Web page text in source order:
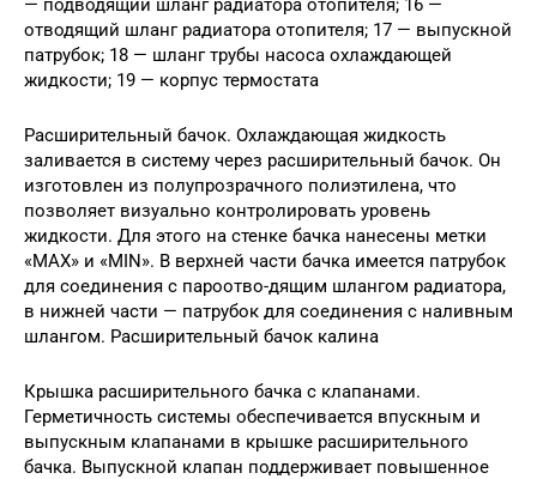
— подводящий шланг радиатора отопителя; 16 —
отводящий шланг радиатора отопителя; 17 — выпускной
патрубок; 18 — шланг трубы насоса охлаждающей
жидкости; 19 — корпус термостата
Расширительный бачок. Охлаждающая жидкость
заливается в систему через расширительный бачок. Он
изготовлен из полупрозрачного полиэтилена, что
позволяет визуально контролировать уровень
жидкости. Для этого на стенке бачка нанесены метки
«МАХ» и «MIN». В верхней части бачка имеется патрубок
для соединения с пароотво-дящим шлангом радиатора,
в нижней части — патрубок для соединения с наливным
шлангом. Расширительный бачок калина
Крышка расширительного бачка с клапанами.
Герметичность системы обеспечивается впускным и
выпускным клапанами в крышке расширительного
бачка. Выпускной клапан поддерживает повышенное